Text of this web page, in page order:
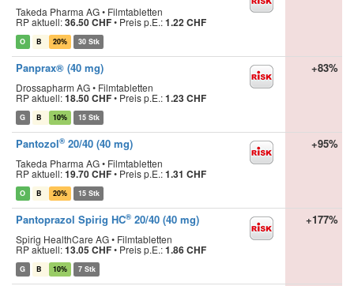
Takeda Pharma AG • Filmtabletten
RP aktuell:36.50 CHF• Preis p.E.:1.22 CHF
O B 20% 30 Stk
Panprax® (40 mg)
Drossapharm AG • Filmtabletten
RP aktuell:18.50 CHF• Preis p.E.:1.23 CHF
G B 10% 15 Stk
+83%
Pantozol® 20/40 (40 mg)
Takeda Pharma AG • Filmtabletten
RP aktuell:19.70 CHF• Preis p.E.:1.31 CHF
O B 20% 15 Stk
+95%
Pantoprazol Spirig HC® 20/40 (40 mg)
Spirig HealthCare AG • Filmtabletten
RP aktuell:13.05 CHF• Preis p.E.:1.86 CHF
G B 10% 7 Stk
+177%